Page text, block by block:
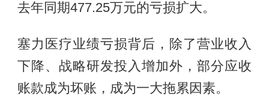
去年同期477.25万元的亏损扩大。
塞力医疗业绩亏损背后，除了营业收入
下降、战略研发投入增加外，部分应收
账款成为坏账，成为一大拖累因素。